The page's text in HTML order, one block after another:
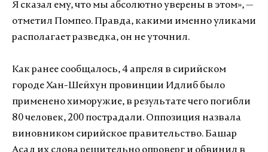
Я сказал ему, что мы абсолютно уверены в этом», —
отметил Помпео. Правда, какими именно уликами
располагает разведка, он не уточнил.
Как ранее сообщалось, 4 апреля в сирийском
городе Хан-Шейхун провинции Идлиб было
применено химоружие, в результате чего погибли
80 человек, 200 пострадали. Оппозиция назвала
виновником сирийское правительство. Башар